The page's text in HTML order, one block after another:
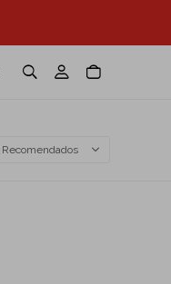
Recomendados